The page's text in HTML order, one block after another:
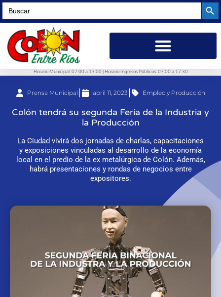
Search
for:
Horario Municipal: 07:00 a 13:00 | Horario Ingresos Públicos: 07:00 a 17:30
Prensa Municipal abril 11, 2023 Empleo y Producción
Colón tendrá su segunda Feria de la Industria y
la Producción
La Ciudad vivirá dos jornadas de charlas, capacitaciones
y exposiciones vinculadas al desarrollo de la economía
local en el predio de la ex metalúrgica de Colón. Además,
habrá presentaciones y rondas de negocios entre
expositores.